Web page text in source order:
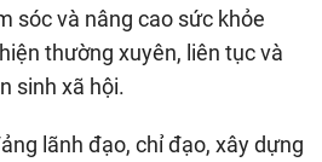
sóc và nâng cao sức khỏe
thường xuyên, liên tục và
sinh xã hội.
lãnh đạo, chỉ đạo, xây dựng